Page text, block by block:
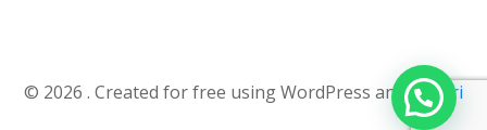
© 2026 . Created for free using WordPress andColibri